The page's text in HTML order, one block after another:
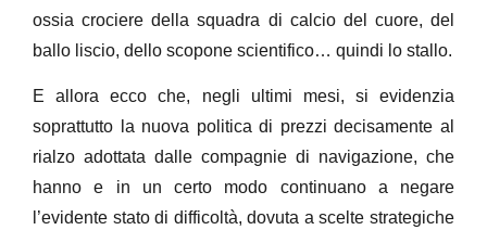
ossia crociere della squadra di calcio del cuore, del
ballo liscio, dello scopone scientifico… quindi lo stallo.
E allora ecco che, negli ultimi mesi, si evidenzia
soprattutto la nuova politica di prezzi decisamente al
rialzo adottata dalle compagnie di navigazione, che
hanno e in un certo modo continuano a negare
l’evidente stato di difficoltà, dovuta a scelte strategiche